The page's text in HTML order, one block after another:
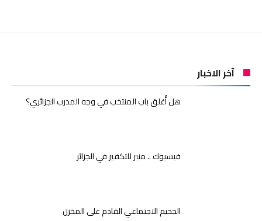
آخر الاخبار
هل أُغلق باب المنتخب في وجه المدرب الجزائري؟
فيسبوك .. منبر للتكفير في الجزائر
الجحيم الاجتماعي القادم على المخزن